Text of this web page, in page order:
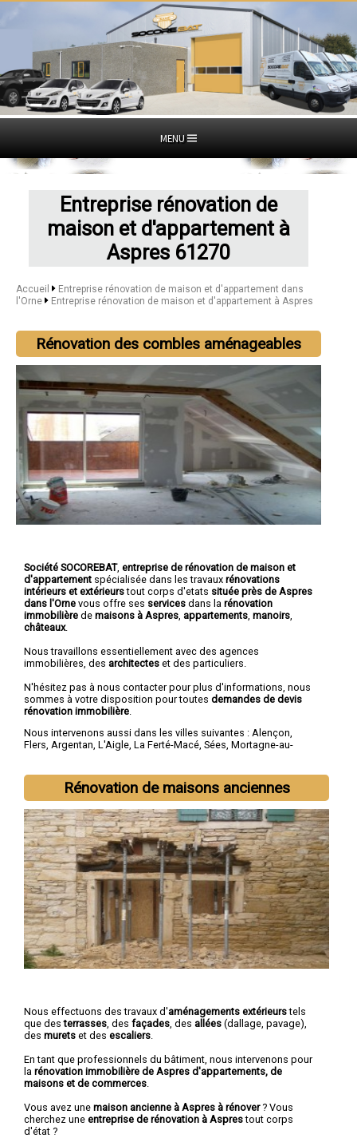
MENU
Entreprise rénovation de
maison et d'appartement à
Aspres 61270
Accueil
Entreprise rénovation de maison et d'appartement dans
l'Orne
Entreprise rénovation de maison et d'appartement à Aspres
Rénovation des combles aménageables
Société SOCOREBAT, entreprise de rénovation de maison et
d'appartement spécialisée dans les travaux rénovations
intérieurs et extérieurstout corps d'etats située près de Aspres
dans l'Orne vous offre ses services dans la rénovation
immobilière de maisons à Aspres appartements manoirs
châteaux.
Nous travaillons essentiellement avec des agences
immobilières, des architectes et des particuliers.
N'hésitez pas à nous contacter pour plus d'informations, nous
sommes à votre disposition pour toutes demandes de devis
rénovation immobilière
Nous intervenons aussi dans les villes suivantes : Alençon,
Flers, Argentan, L'Aigle, La Ferté-Macé, Sées, Mortagne-au-
Rénovation de maisons anciennes
Nous effectuons des travaux d'aménagements extérieurstels
que desterrasses , des façades , des allées (dallage, pavage),
des murets et des escaliers
En tant que professionnels du bâtiment, nous intervenons pour
la rénovation immobilière de Aspres d'appartements, de
maisons et de commerces
Vous avez une maison ancienne à Aspres à rénover? Vous
cherchez une entreprise de rénovation à Asprestout corps
d'état ?